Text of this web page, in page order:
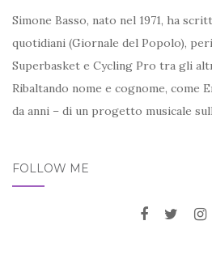
Simone Basso, nato nel 1971, ha
quotidiani (Giornale del Popolo),
Superbasket e Cycling Pro tra gli
Ribaltando nome e cognome, come
da anni – di un progetto musicale
FOLLOW ME